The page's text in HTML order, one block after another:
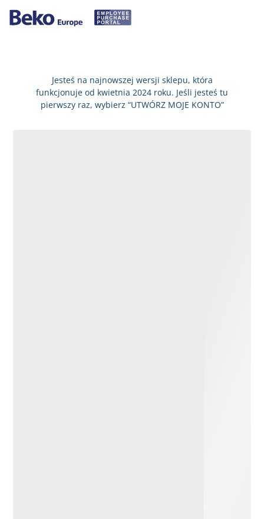
Jesteś na najnowszej wersji sklepu, która
funkcjonuje od kwietnia 2024 roku. Jeśli jesteś tu
pierwszy raz, wybierz “UTWÓRZ MOJE KONTO”